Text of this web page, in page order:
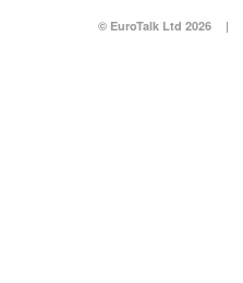
© EuroTalk Ltd 2026 |